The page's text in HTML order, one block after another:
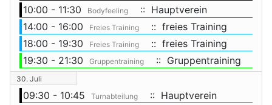
10:00 - 11:30
Bodyfeeling
:: Hauptverein
14:00 - 16:00
Freies Training
:: freies Training
18:00 - 19:30
Freies Training
:: freies Training
19:30 - 21:30
Gruppentraining :: Gruppentraining
30. Juli
09:30 - 10:45 Turnabteilung
:: Hauptverein